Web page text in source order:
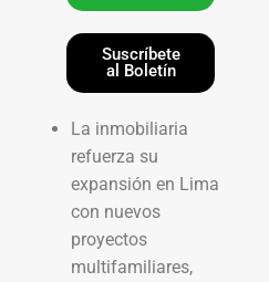
Suscríbete
al Boletín
La inmobiliaria
refuerza su
expansión en Lima
con nuevos
proyectos
multifamiliares,